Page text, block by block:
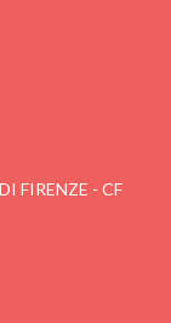
FIRENZE - CF